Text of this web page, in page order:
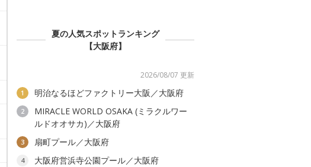
夏の人気スポットランキング
【大阪府】
2026/08/07 更新
1 明治なるほどファクトリー大阪／大阪府
2
MIRACLE WORLD OSAKA (ミラクルワー
ルドオオサカ)／大阪府
3 扇町プール／大阪府
4 大阪府営浜寺公園プール／大阪府